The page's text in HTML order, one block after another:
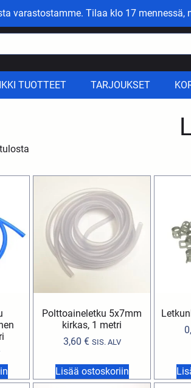
varastostamme. Tilaa klo 17
TUOTTEET TARJOUKSET
Polttoaineletku 5x7mm
kirkas, 1 metri
3,60 € SIS. ALV
Lisää ostoskoriin